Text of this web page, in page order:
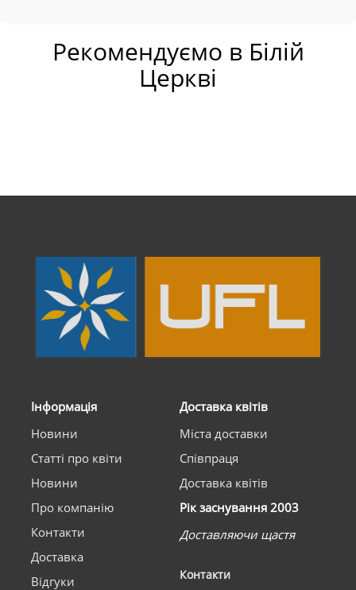
Рекомендуємо в Білій
Церкві
Інформація
Новини
Статті про квіти
Новини
Про компанію
Контакти
Доставка
Відгуки
Доставка квітів
Міста доставки
Співпраця
Доставка квітів
Рік заснування 2003
Доставляючи щастя
Контакти